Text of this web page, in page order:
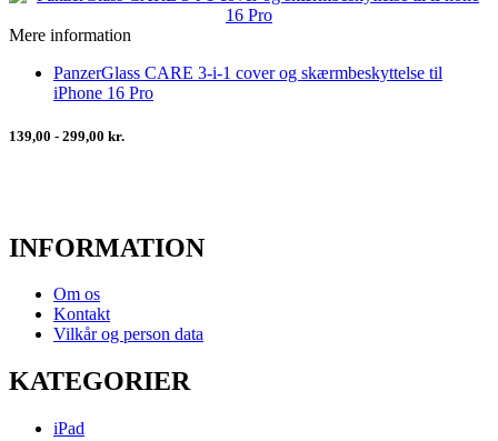
Mere information
PanzerGlass CARE 3-i-1 cover og skærmbeskyttelse til
iPhone 16 Pro
139,00 - 299,00 kr.
INFORMATION
Om os
Kontakt
Vilkår og person data
KATEGORIER
iPad